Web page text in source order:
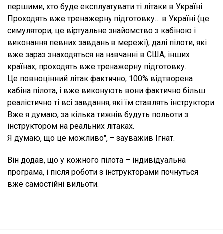
першими, хто буде експлуатувати ті літаки в Україні.
Проходять вже тренажерну підготовку… в Україні (це
симулятори, це віртуальне знайомство з кабіною і
виконання певних завдань в мережі), далі пілоти, які
вже зараз знаходяться на навчанні в США, інших
країнах, проходять вже тренажерну підготовку.
Це повноцінний літак фактично, 100% відтворена
кабіна пілота, і вже виконують вони фактично більш
реалістично ті всі завдання, які їм ставлять інструктори.
Вже я думаю, за кілька тижнів будуть польоти з
інструктором на реальних літаках.
Я думаю, що це можливо", – зауважив Ігнат.
Він додав, що у кожного пілота – індивідуальна
програма, і після роботи з інструкторами почнуться
вже самостійні вильоти.